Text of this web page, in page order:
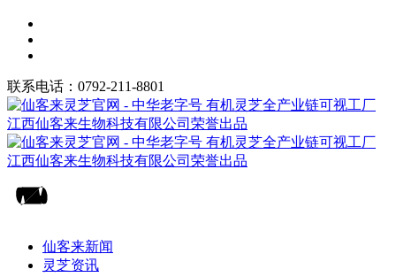
联系电话：0792-211-8801
仙客来新闻
灵芝资讯